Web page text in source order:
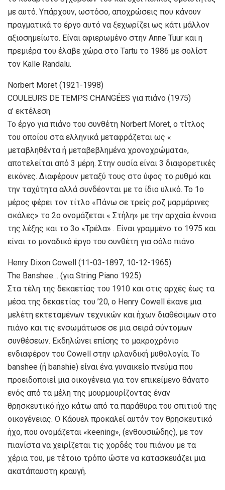
με αυτό. Υπάρχουν, ωστόσο, αποχρώσεις που κάνουν
πραγματικά το έργο αυτό να ξεχωρίζει ως κάτι μάλλον
αξιοσημείωτο. Είναι αφιερωμένο στην Anne Tuur και η
πρεμιέρα του έλαβε χώρα στο Tartu το 1986 με σολίστ
τον Kalle Randalu.
Norbert Moret (1921-1998)
COULEURS DE TEMPS CHANGÉES για πιάνο (1975)
α’ εκτέλεση
Το έργο για πιάνο του συνθέτη Norbert Moret, ο τίτλος
του οποίου στα ελληνικά μεταφράζεται ως «
μεταβληθέντα ή μεταβεβλημένα χρονοχρώματα»,
αποτελείται από 3 μέρη. Στην ουσία είναι 3 διαφορετικές
εικόνες. Διαφέρουν μεταξύ τους στο ύφος το ρυθμό και
την ταχύτητα αλλά συνδέονται με το ίδιο υλικό. Το 1ο
μέρος φέρει τον τίτλο «Πάνω σε τρείς ροζ μαρμάρινες
σκάλες» το 2ο ονομάζεται « Στήλη» με την αρχαία έννοια
της λέξης και το 3ο «Τρέλα» . Είναι γραμμένο το 1975 και
είναι το μοναδικό έργο του συνθέτη για σόλο πιάνο.
Henry Dixon Cowell (11-03-1897, 10-12-1965)
The Banshee… (για String Piano 1925)
Στα τέλη της δεκαετίας του 1910 και στις αρχές έως τα
μέσα της δεκαετίας του ’20, ο Henry Cowell έκανε μια
μελέτη εκτεταμένων τεχνικών και ήχων διαθέσιμων στο
πιάνο και τις ενσωμάτωσε σε μια σειρά σύντομων
συνθέσεων. Eκδηλώνει επίσης το μακροχρόνιο
ενδιαφέρον του Cowell στην ιρλανδική μυθολογία. Το
banshee (ή banshie) είναι ένα γυναικείο πνεύμα που
προειδοποιεί μια οικογένεια για τον επικείμενο θάνατο
ενός από τα μέλη της μουρμουρίζοντας έναν
θρησκευτικό ήχο κάτω από τα παράθυρα του σπιτιού της
οικογένειας. Ο Κάουελ προκαλεί αυτόν τον θρησκευτικό
ήχο, που ονομάζεται «keening», (ενθουσιώδης), με τον
πιανίστα να χειρίζεται τις χορδές του πιάνου με τα
χέρια του, με τέτοιο τρόπο ώστε να κατασκευάζει μια
ακατάπαυστη κραυγή.